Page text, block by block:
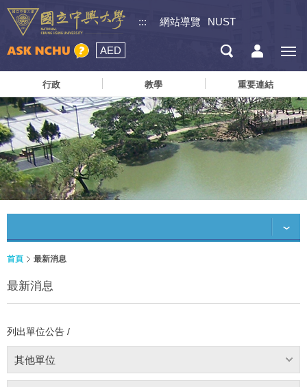
::: 網站導覽 NUST
AED
行政 教學 重要連結
首頁 最新消息
最新消息
列出單位公告 /
其他單位